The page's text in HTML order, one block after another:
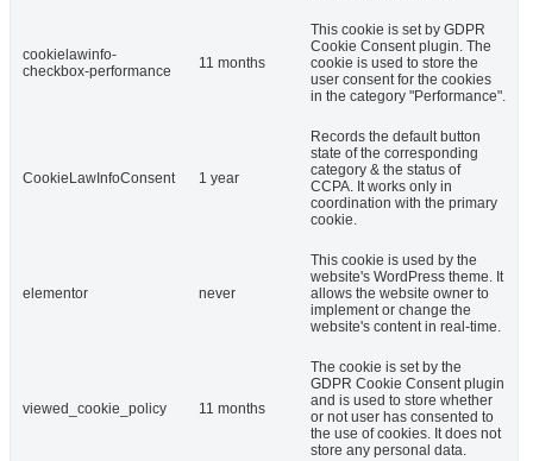
cookielawinfo-
checkbox-performance
11 months
This cookie is set by GDPR
Cookie Consent plugin. The
cookie is used to store the
user consent for the cookies
in the category "Performance".
CookieLawInfoConsent 1 year
Records the default button
state of the corresponding
category & the status of
CCPA. It works only in
coordination with the primary
cookie.
elementor never
This cookie is used by the
website's WordPress theme. It
allows the website owner to
implement or change the
website's content in real-time.
viewed_cookie_policy 11 months
The cookie is set by the
GDPR Cookie Consent plugin
and is used to store whether
or not user has consented to
the use of cookies. It does not
store any personal data.